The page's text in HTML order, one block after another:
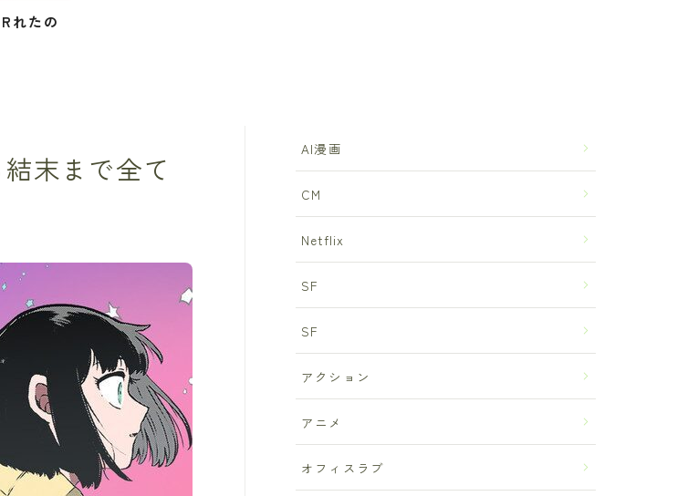
れたの
末まで全て
AI漫画
CM
Netflix
SF
SF
アクション
アニメ
オフィスラブ